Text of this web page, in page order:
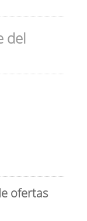
del
ofertas